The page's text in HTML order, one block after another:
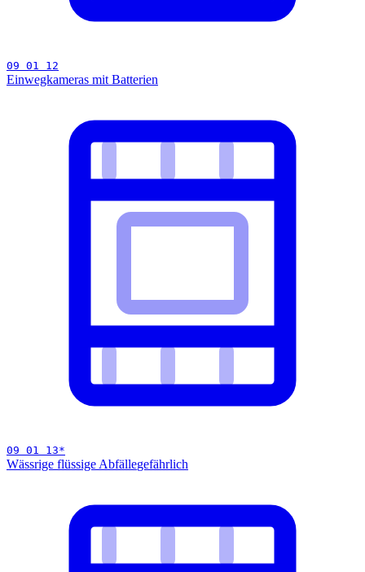
09 01 12
Einwegkameras mit Batterien
09 01 13*
Wässrige flüssige Abfällegefährlich